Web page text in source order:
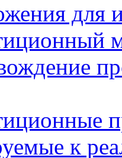
для
к